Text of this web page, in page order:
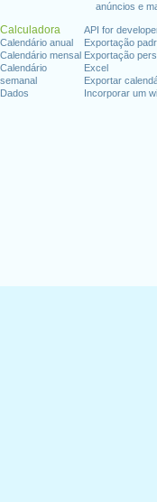
anúncios e
Calculadora
Calendário anual
Calendário mensal
Calendário
semanal
Dados
API for
Exportação
Exportação
Excel
Exportar
Incorporar um